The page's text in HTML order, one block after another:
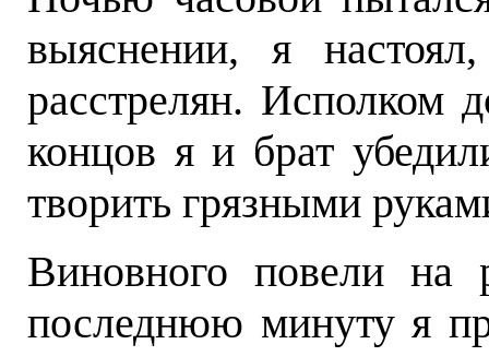
выяснении, я
расстрелян. Исполком
концов я и брат
творить грязными
Виновного повели на
последнюю минуту я